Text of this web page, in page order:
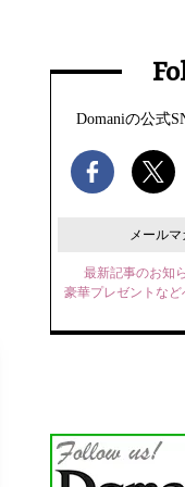
Domaniの公式
メール
最新記事のお知
豪華プレゼントなど